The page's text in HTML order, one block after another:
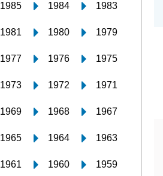
1985 1984 1983
1981 1980 1979
1977 1976 1975
1973 1972 1971
1969 1968 1967
1965 1964 1963
1961 1960 1959